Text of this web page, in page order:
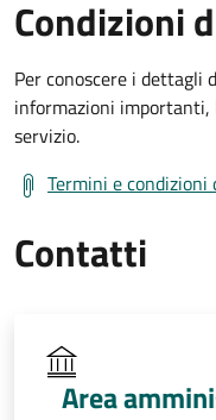
Condizioni
Per conoscere i dettagli
informazioni
servizio.
Termini e condizioni
Contatti
Area